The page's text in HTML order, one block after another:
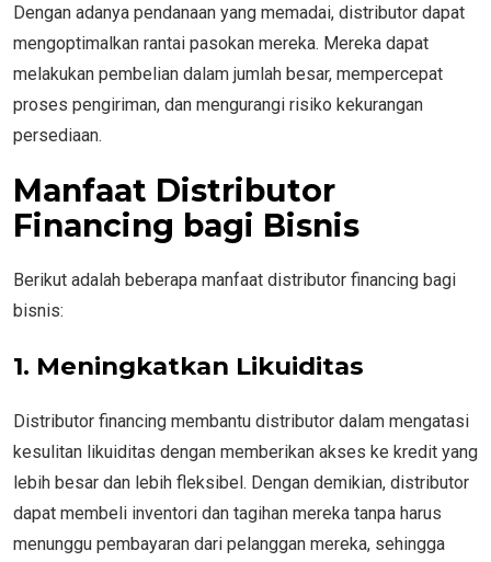
Dengan adanya pendanaan yang memadai, distributor dapat
mengoptimalkan rantai pasokan mereka. Mereka dapat
melakukan pembelian dalam jumlah besar, mempercepat
proses pengiriman, dan mengurangi risiko kekurangan
persediaan.
Manfaat Distributor
Financing bagi Bisnis
Berikut adalah beberapa manfaat distributor financing bagi
bisnis:
1. Meningkatkan Likuiditas
Distributor financing membantu distributor dalam mengatasi
kesulitan likuiditas dengan memberikan akses ke kredit yang
lebih besar dan lebih fleksibel. Dengan demikian, distributor
dapat membeli inventori dan tagihan mereka tanpa harus
menunggu pembayaran dari pelanggan mereka, sehingga